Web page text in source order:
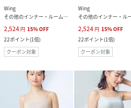
Wing
その他のインナー・ルームウェア
2,524 円 15%OFF
22ポイント(1倍)
クーポン対象
Wing
2,524 円 15%OFF
22ポイント(1倍)
クーポン対象